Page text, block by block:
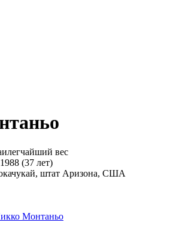
вес
(37 лет)
штат Аризона, США
Монтаньо